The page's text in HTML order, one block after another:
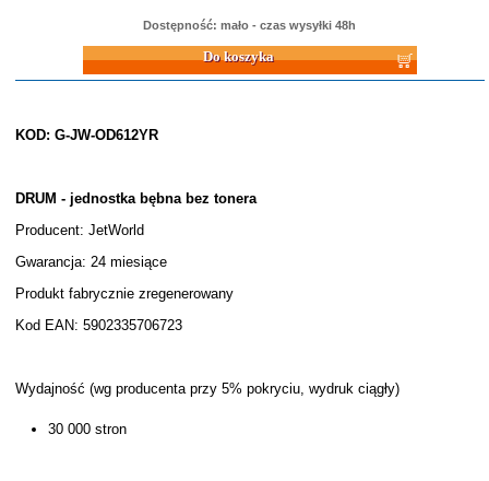
Dostępność: mało - czas wysyłki 48h
Do koszyka
KOD: G-JW-OD612YR
DRUM - jednostka bębna bez tonera
Producent: JetWorld
Gwarancja: 24 miesiące
Produkt fabrycznie zregenerowany
Kod EAN: 5902335706723
Wydajność (wg producenta przy 5% pokryciu, wydruk ciągły)
30 000 stron